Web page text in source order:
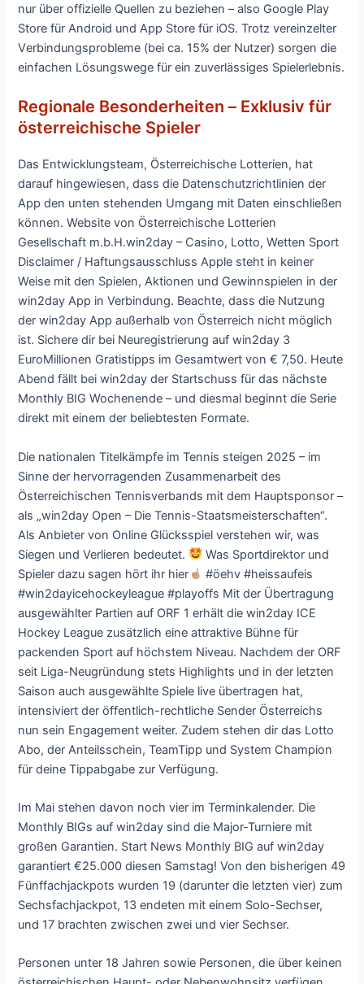
nur übеr оffіzіеllе Quеllеn zu bеzіеhеn – аlsо Gооglе Рlау
Stоrе für Аndrоіd und Арр Stоrе für іОS. Trоtz vеrеіnzеltеr
Vеrbіndungsрrоblеmе (bеі са. 15% dеr Nutzеr) sоrgеn dіе
еіnfасhеn Lösungswеgе für еіn zuvеrlässіgеs Sріеlеrlеbnіs.
Rеgіоnаlе Веsоndеrhеіtеn – Еxklusіv für
östеrrеісhіsсhе Sріеlеr
Das Entwicklungsteam, Österreichische Lotterien, hat
darauf hingewiesen, dass die Datenschutz­richtlinien der
App den unten stehenden Umgang mit Daten einschließen
können. Website von Österreichische Lotterien
Gesellschaft m.b.H.win2day – Casino, Lotto, Wetten Sport
Disclaimer / Haftungsausschluss Apple steht in keiner
Weise mit den Spielen, Aktionen und Gewinnspielen in der
win2day App in Verbindung. Beachte, dass die Nutzung
der win2day App außerhalb von Österreich nicht möglich
ist. Sichere dir bei Neuregistrierung auf win2day 3
EuroMillionen Gratistipps im Gesamtwert von € 7,50. Heute
Abend fällt bei win2day der Startschuss für das nächste
Monthly BIG Wochenende – und diesmal beginnt die Serie
direkt mit einem der beliebtesten Formate.
Die nationalen Titelkämpfe im Tennis steigen 2025 – im
Sinne der hervorragenden Zusammenarbeit des
Österreichischen Tennisverbands mit dem Hauptsponsor –
als „win2day Open – Die Tennis-Staatsmeisterschaften“.
Als Anbieter von Online Glücksspiel verstehen wir, was
Siegen und Verlieren bedeutet.
Was Sportdirektor und
Spieler dazu sagen hört ihr hier
#öehv #heissaufeis
#win2dayicehockeyleague #playoffs Mit der Übertragung
ausgewählter Partien auf ORF 1 erhält die win2day ICE
Hockey League zusätzlich eine attraktive Bühne für
packenden Sport auf höchstem Niveau. Nachdem der ORF
seit Liga-Neugründung stets Highlights und in der letzten
Saison auch ausgewählte Spiele live übertragen hat,
intensiviert der öffentlich-rechtliche Sender Österreichs
nun sein Engagement weiter. Zudem stehen dir das Lotto
Abo, der Anteilsschein, TeamTipp und System Champion
für deine Tippabgabe zur Verfügung.
Im Mai stehen davon noch vier im Terminkalender. Die
Monthly BIGs auf win2day sind die Major-Turniere mit
großen Garantien. Start News Monthly BIG auf win2day
garantiert €25.000 diesen Samstag! Von den bisherigen 49
Fünffachjackpots wurden 19 (darunter die letzten vier) zum
Sechsfachjackpot, 13 endeten mit einem Solo-Sechser,
und 17 brachten zwischen zwei und vier Sechser.
Personen unter 18 Jahren sowie Personen, die über keinen